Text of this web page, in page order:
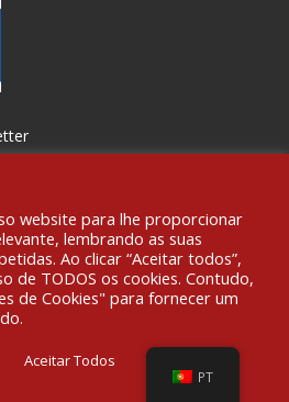
Gravação,Impressão e
Fibra Design.
website para lhe proporcionar
lembrando as suas
Ao clicar “Aceitar todos”,
de TODOS os cookies. Contudo,
de Cookies" para fornecer um
Aceitar Todos
PT